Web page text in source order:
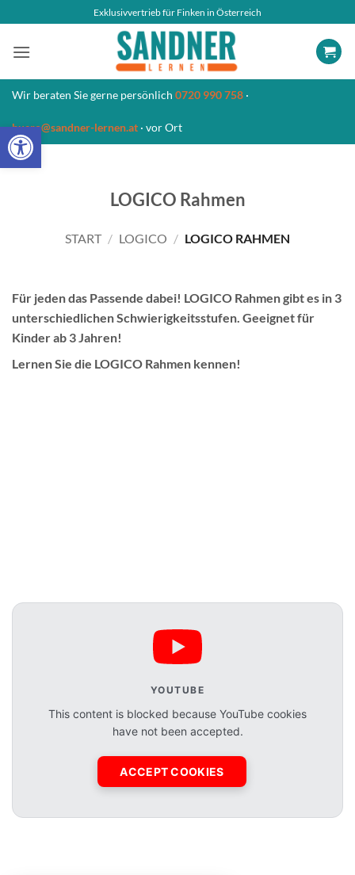
Open toolbar
Inhalt
springen
Exklusivvertrieb für Finken in Österreich
Wir beraten Sie gerne persönlich 0720 990 758 ·
buero@sandner-lernen.at · vor Ort
LOGICO Rahmen
START / LOGICO / LOGICO RAHMEN
Für jeden das Passende dabei! LOGICO Rahmen gibt es in 3
unterschiedlichen Schwierigkeitsstufen. Geeignet für
Kinder ab 3 Jahren!
Lernen Sie die LOGICO Rahmen kennen!
YOUTUBE
This content is blocked because YouTube cookies
have not been accepted.
ACCEPT COOKIES